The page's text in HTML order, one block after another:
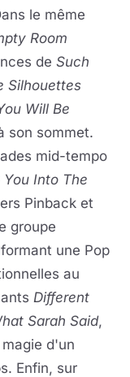
le même
Room
de Such
Silhouettes
Will Be
son sommet.
mid-tempo
Into The
Pinback et
groupe
une Pop
au
Different
Sarah Said,
d'un
Enfin, sur